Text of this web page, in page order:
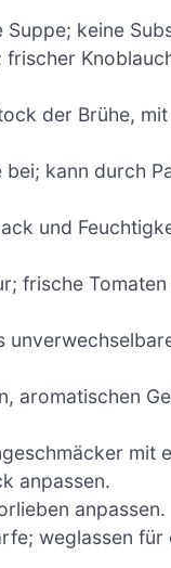
keine
der Brühe,
kann durch
und
frische
aromatischen
mit
anpassen.
anpassen.
weglassen für